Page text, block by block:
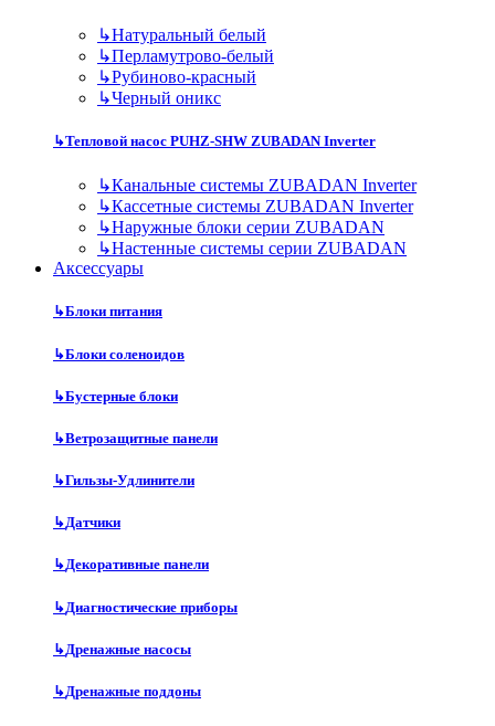
↳Натуральный белый
↳Перламутрово-белый
↳Рубиново-красный
↳Черный оникс
↳Тепловой насос PUHZ-SHW ZUBADAN Inverter
↳Канальные системы ZUBADAN Inverter
↳Кассетные системы ZUBADAN Inverter
↳Наружные блоки серии ZUBADAN
↳Настенные системы серии ZUBADAN
Аксесcуары
↳Блоки питания
↳Блоки соленоидов
↳Бустерные блоки
↳Ветрозащитные панели
↳Гильзы-Удлинители
↳Датчики
↳Декоративные панели
↳Диагностические приборы
↳Дренажные насосы
↳Дренажные поддоны